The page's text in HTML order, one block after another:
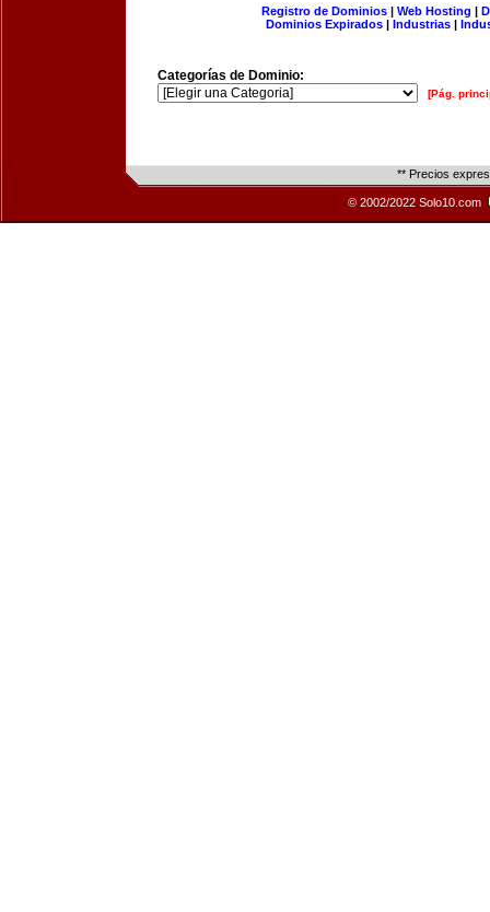
Registro de Dominios| Web Hosting |
Dominios Expirados | Industrias |
Categorías de Dominio:
[Pág.
** Precios
© 2002/2022 Solo10.com